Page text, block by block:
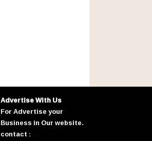
Advertise With Us
For Advertise your
Business in Our website.
contact :